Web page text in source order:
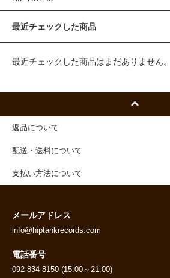
最近チェックした商品
最近チェックした商品はまだありません。
返品について
配送・送料について
支払い方法について
メールアドレス
info@hiptankrecords.com
電話番号
092-834-8150 (15:00～21:00)